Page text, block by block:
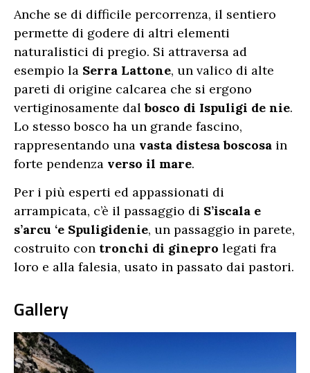
Anche se di difficile percorrenza, il sentiero
permette di godere di altri elementi
naturalistici di pregio. Si attraversa ad
esempio la Serra Lattone, un valico di alte
pareti di origine calcarea che si ergono
vertiginosamente dalbosco di Ispuligi de nie.
Lo stesso bosco ha un grande fascino,
rappresentando una vasta distesa boscosa in
forte pendenza verso il mare.
Per i più esperti ed appassionati di
arrampicata, c’è il passaggio di S’iscala e
s’arcu ‘e Spuligidenie, un passaggio in parete,
costruito con tronchi di ginepro legati fra
loro e alla falesia, usato in passato dai pastori.
Gallery